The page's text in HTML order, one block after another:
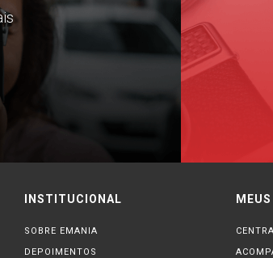
INSTITUCIONAL
SOBRE EMANIA
DEPOIMENTOS